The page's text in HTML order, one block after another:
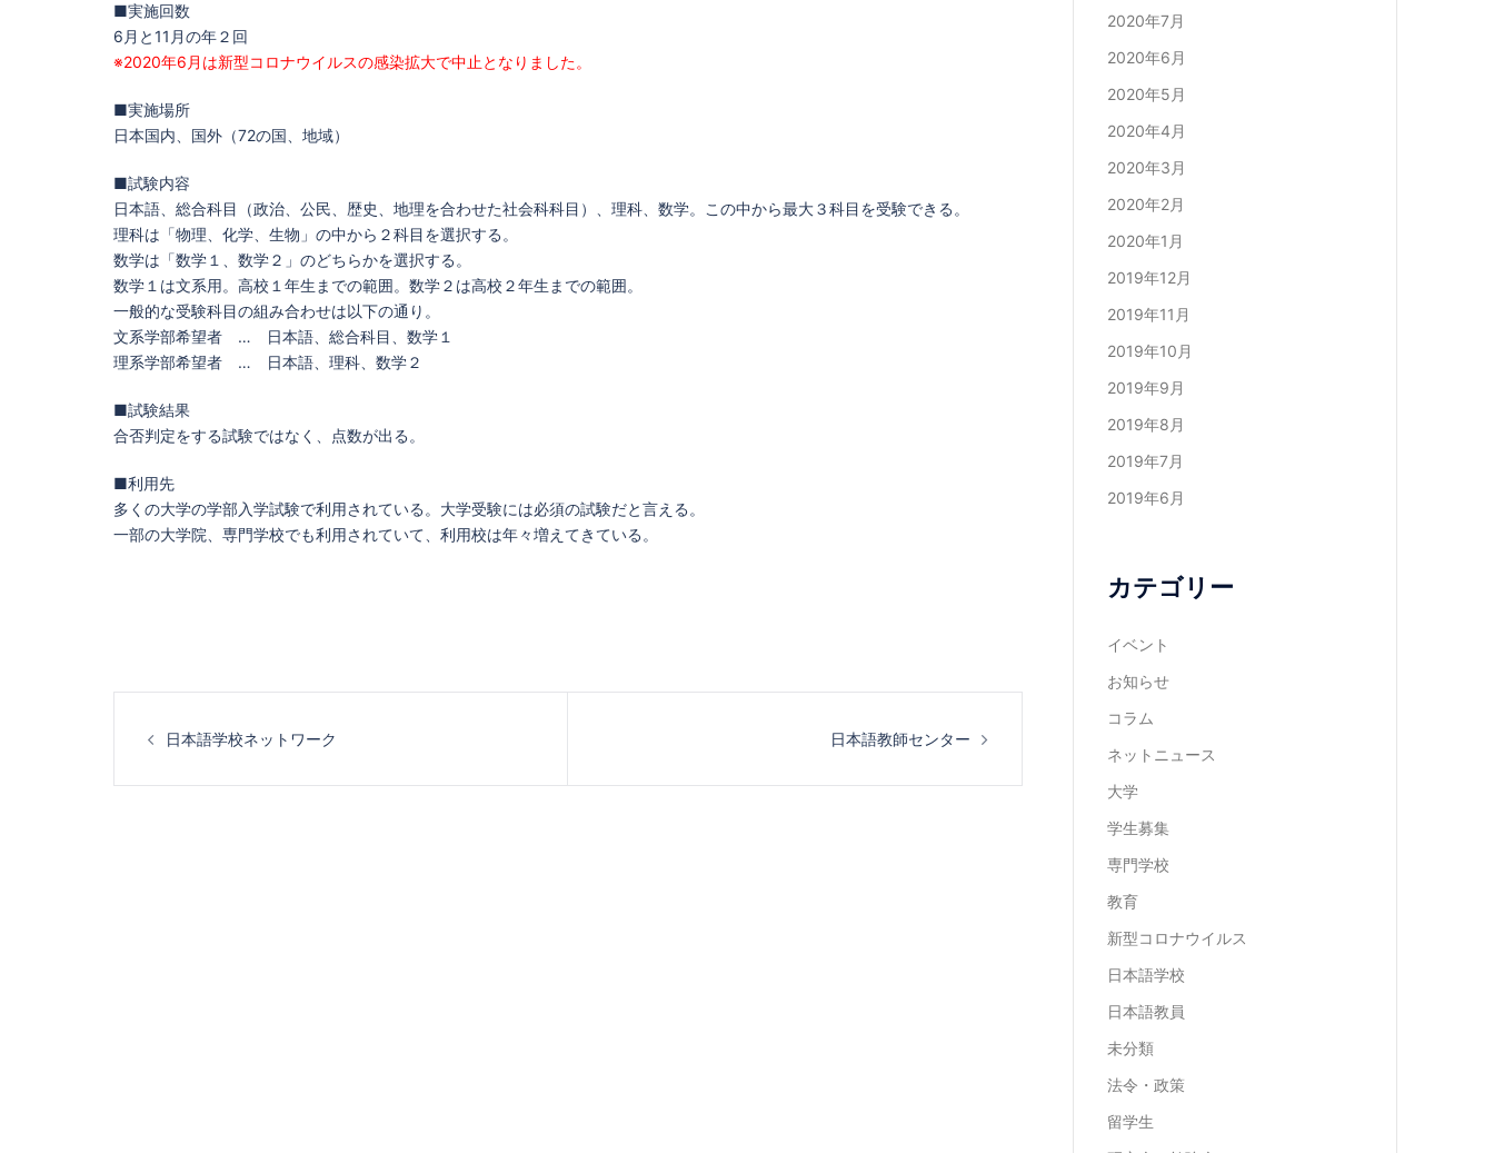
■実施回数
6月と11月の年２回
※2020年6月は新型コロナウイルスの感染拡大で中止となりました。
■実施場所
日本国内、国外（72の国、地域）
■試験内容
日本語、総合科目（政治、公民、歴史、地理を合わせた社会科科目）、理科、数学。この中から最大３科目を受験できる。
理科は「物理、化学、生物」の中から２科目を選択する。
数学は「数学１、数学２」のどちらかを選択する。
数学１は文系用。高校１年生までの範囲。数学２は高校２年生までの範囲。
一般的な受験科目の組み合わせは以下の通り。
文系学部希望者 … 日本語、総合科目、数学１
理系学部希望者 … 日本語、理科、数学２
■試験結果
合否判定をする試験ではなく、点数が出る。
■利用先
多くの大学の学部入学試験で利用されている。大学受験には必須の試験だと言える。
一部の大学院、専門学校でも利用されていて、利用校は年々増えてきている。
稿
日本語学校ネットワーク 日本語教師センター
2020年7月
2020年6月
2020年5月
2020年4月
2020年3月
2020年2月
2020年1月
2019年12月
2019年11月
2019年10月
2019年9月
2019年8月
2019年7月
2019年6月
カテゴリー
イベント
お知らせ
コラム
ネットニュース
大学
学生募集
専門学校
教育
新型コロナウイルス
日本語学校
日本語教員
未分類
法令・政策
留学生